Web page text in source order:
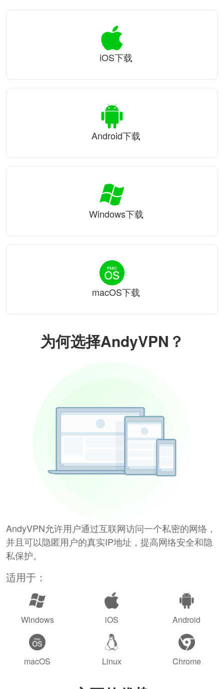
为何选择AndyVPN？
AndyVPN允许用户通过互联网访问一个私密的网络，
并且可以隐匿用户的真实IP地址，提高网络安全和隐
私保护。
适用于：
Windows iOS Android
macOS Linux Chrome
iOS下载
Android下载
Windows下载
macOS下载